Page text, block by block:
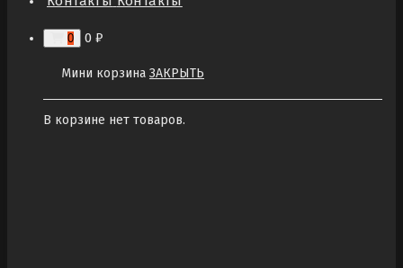
0 0 ₽
Мини корзина ЗАКРЫТЬ
В корзине нет товаров.